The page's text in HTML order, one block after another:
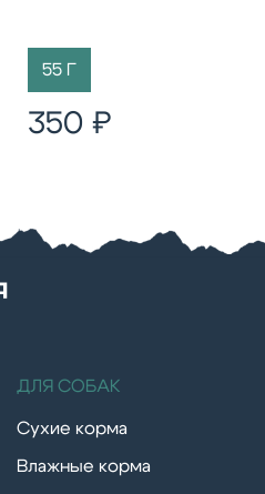
55 Г
350 ₽
ДЛЯ СОБАК
Сухие корма
Влажные корма